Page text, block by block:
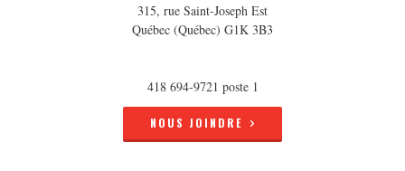
315, rue Saint-Joseph Est
Québec (Québec) G1K 3B3
418 694-9721 poste 1
NOUS JOINDRE